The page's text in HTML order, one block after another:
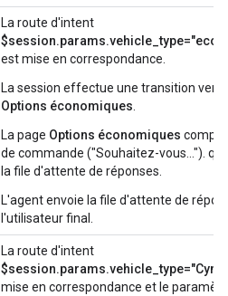
La route d'intent
est mise en correspondance.
La session effectue une transition vers
Options économiques
La page Options économiques
de commande ("Souhaitez-vous…").
la file d'attente de réponses.
L'agent envoie la file d'attente de
l'utilisateur final.
La route d'intent
mise en correspondance et le